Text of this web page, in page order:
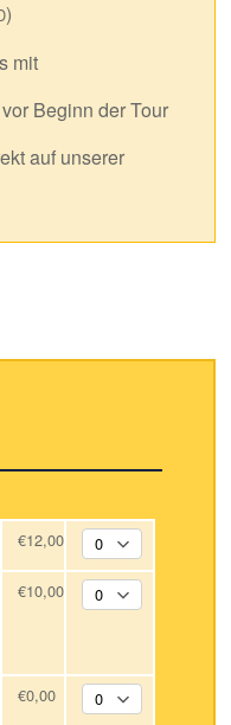
)
mit
Beginn der Tour
auf unserer
€12,00
€10,00
€0,00